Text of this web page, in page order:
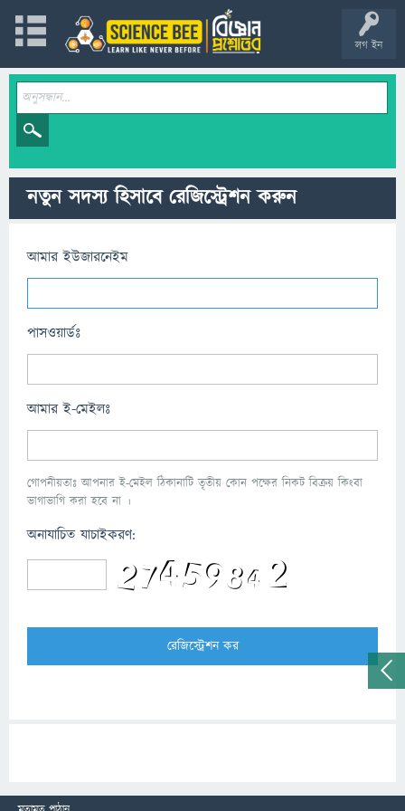
লগ ইন
নতুন সদস্য হিসাবে রেজিস্ট্রেশন করুন
আমার ইউজারনেইম
পাসওয়ার্ডঃ
আমার ই-মেইলঃ
গোপনীয়তাঃ আপনার ই-মেইল ঠিকানাটি তৃতীয় কোন পক্ষের নিকট বিক্রয় কিংবা
ভাগাভাগি করা হবে না ।
অনাযাচিত যাচাইকরণ: